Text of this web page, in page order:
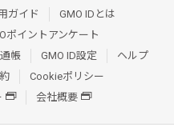
ガイド
GMO IDとは
ポイントアンケート
帳 GMO ID設定
ヘルプ
Cookieポリシー
会社概要